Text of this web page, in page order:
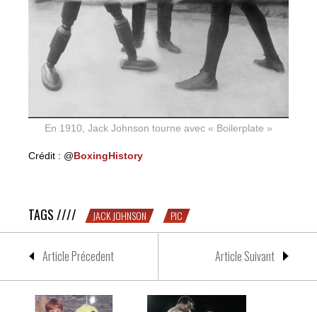
En 1910, Jack Johnson tourne avec « Boilerplate »
Crédit : @BoxingHistory
TAGS //// JACK JOHNSON PIC
Article Précedent Article Suivant